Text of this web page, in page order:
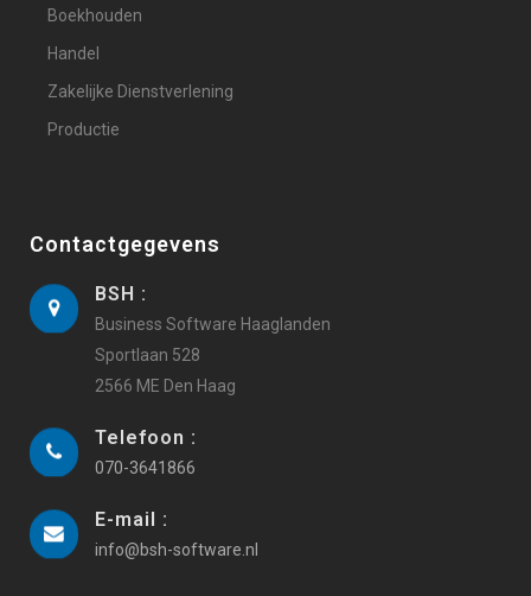
Boekhouden
Handel
Zakelijke Dienstverlening
Productie
Contactgegevens
BSH :
Business Software Haaglanden
Sportlaan 528
2566 ME Den Haag
Telefoon :
070-3641866
E-mail :
info@bsh-software.nl